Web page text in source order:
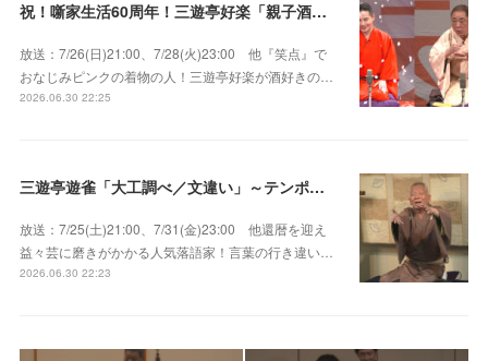
祝！噺家生活60周年！三遊亭好楽「親子酒」錦笑亭満堂「桜ん坊」～満堂フェス2026
放送：7/26(日)21:00、7/28(火)23:00 他『笑点』で
おなじみピンクの着物の人！三遊亭好楽が酒好きの…
2026.06.30 22:25
三遊亭遊雀「大工調べ／文違い」～テンポよくたたみかける語り口で人気・実力とも屈指！
放送：7/25(土)21:00、7/31(金)23:00 他還暦を迎え
益々芸に磨きがかかる人気落語家！言葉の行き違い…
2026.06.30 22:23